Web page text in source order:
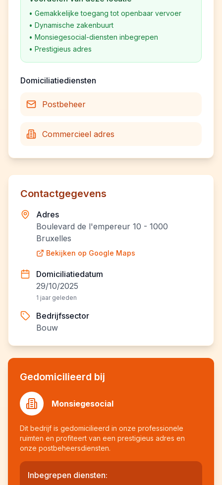
• Gemakkelijke toegang tot openbaar vervoer
• Dynamische zakenbuurt
• Monsiegesocial-diensten inbegrepen
• Prestigieus adres
Domiciliatiediensten
Postbeheer
Commercieel adres
Contactgegevens
Adres
Boulevard de l'empereur 10 - 1000
Bruxelles
Bekijken op Google Maps
Domiciliatiedatum
29/10/2025
1 jaar geleden
Bedrijfssector
Bouw
Gedomicilieerd bij
Monsiegesocial
Dit bedrijf is gedomicilieerd in onze professionele
ruimten en profiteert van een prestigieus adres en
onze postbeheersdiensten.
Inbegrepen diensten: